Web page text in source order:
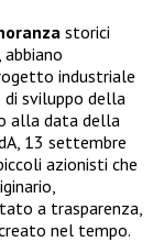
storici
industriale
sviluppo della
alla data della
13 settembre
azionisti che
a trasparenza,
nel tempo.